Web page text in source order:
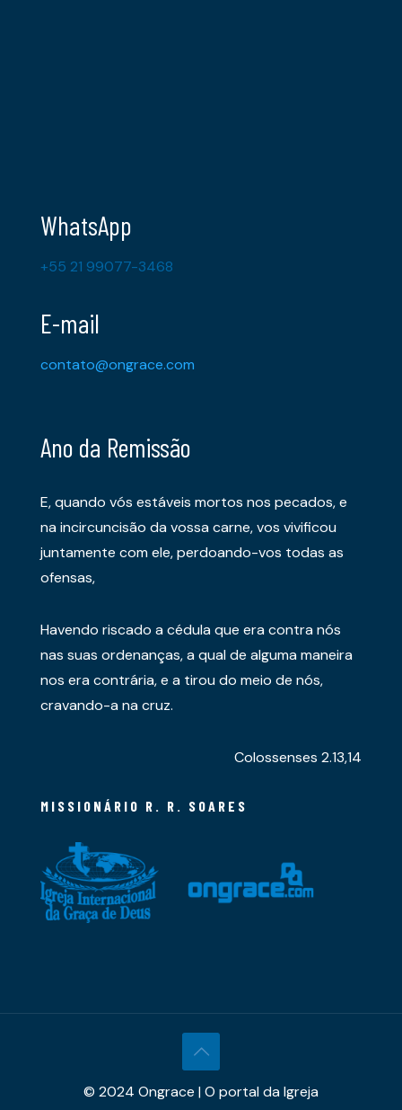
WhatsApp
+55 21 99077-3468
E-mail
contato@ongrace.com
Ano da Remissão
E, quando vós estáveis mortos nos pecados, e
na incircuncisão da vossa carne, vos vivificou
juntamente com ele, perdoando-vos todas as
ofensas,
Havendo riscado a cédula que era contra nós
nas suas ordenanças, a qual de alguma maneira
nos era contrária, e a tirou do meio de nós,
cravando-a na cruz.
Colossenses 2.13,14
MISSIONÁRIO R. R. SOARES
© 2024 Ongrace | O portal da Igreja